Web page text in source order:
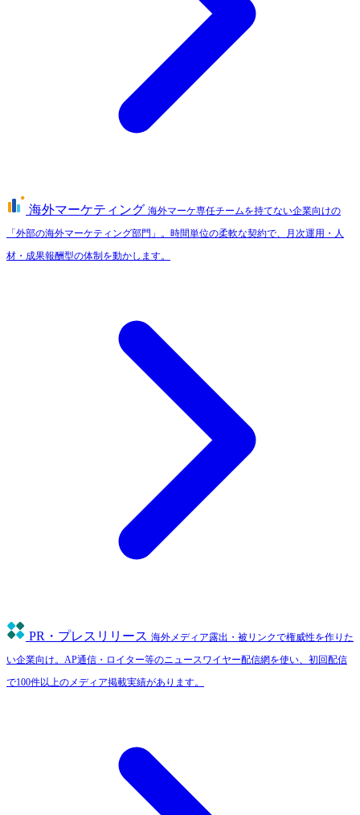
海外マーケティング 海外マーケ専任チームを持てない企業向けの
「外部の海外マーケティング部門」。時間単位の柔軟な契約で、月次運用・人
材・成果報酬型の体制を動かします。
PR・プレスリリース 海外メディア露出・被リンクで権威性を作りた
い企業向け。AP通信・ロイター等のニュースワイヤー配信網を使い、初回配信
で100件以上のメディア掲載実績があります。